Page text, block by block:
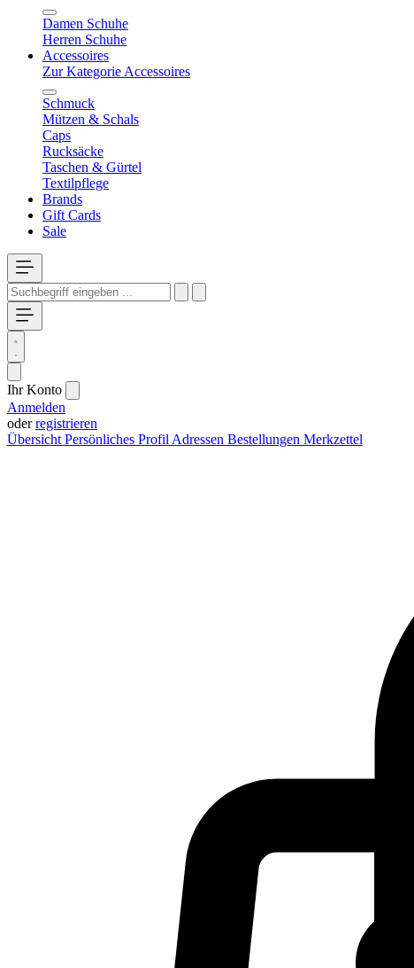
Damen Schuhe
Herren Schuhe
Accessoires
Zur Kategorie Accessoires
Schmuck
Mützen & Schals
Caps
Rucksäcke
Taschen & Gürtel
Textilpflege
Brands
Gift Cards
Sale
Ihr Konto
Anmelden
oderregistrieren
Übersicht Persönliches Profil Adressen Bestellungen Merkzettel